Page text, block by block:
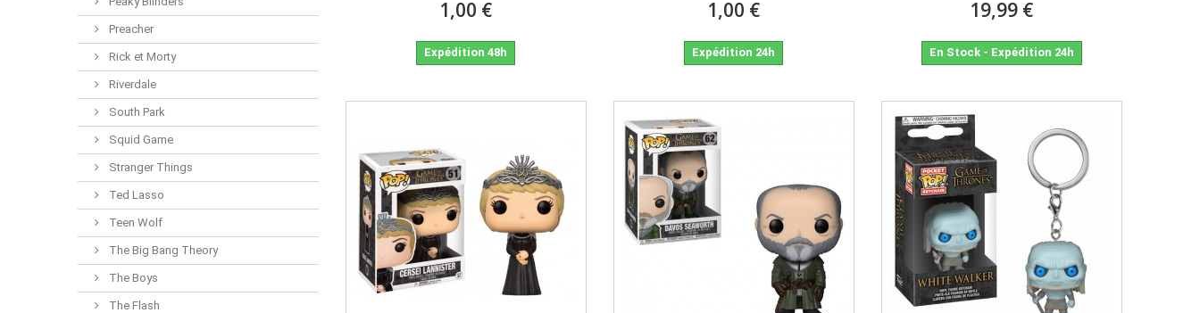
Preacher
Rick et Morty
Riverdale
South Park
Squid Game
Stranger Things
Ted Lasso
Teen Wolf
The Big Bang Theory
The Boys
The Flash
1,00 €
Expédition 48h
1,00 €
Expédition 24h
19,99 €
En Stock - Expédition 24h